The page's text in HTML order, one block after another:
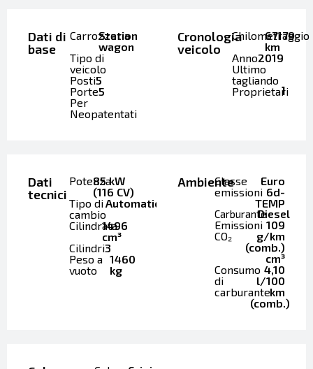
Dati di
base
Carrozzeria
Station
wagon
Tipo di
veicolo
Posti5
Porte5
Per
Neopatentati
Cronologia
veicolo
Chilometraggio
67179
km
Anno2019
Ultimo
tagliando
Proprietari
1
Dati
tecnici
Potenza
85 kW
(116 CV)
Tipo di
cambio
Automatico
Cilindrata
1496
cm³
Cilindri3
Peso a
vuoto
1460
kg
Ambiente
Classe
emissioni
Euro
6d-
TEMP
CarburanteDiesel
Emissioni
CO₂
109
g/km
(comb.)
cm³
Consumo
di
carburante
4,10
l/100
km
(comb.)